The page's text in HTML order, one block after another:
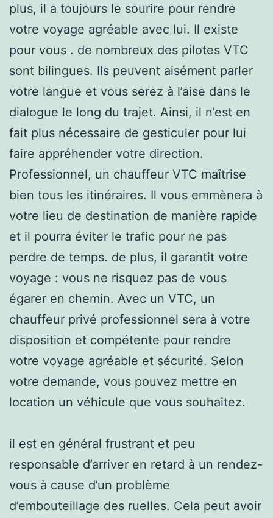
plus, il a toujours le sourire pour rendre
votre voyage agréable avec lui. Il existe
pour vous . de nombreux des pilotes VTC
sont bilingues. Ils peuvent aisément parler
votre langue et vous serez à l’aise dans le
dialogue le long du trajet. Ainsi, il n’est en
fait plus nécessaire de gesticuler pour lui
faire appréhender votre direction.
Professionnel, un chauffeur VTC maîtrise
bien tous les itinéraires. Il vous emmènera à
votre lieu de destination de manière rapide
et il pourra éviter le trafic pour ne pas
perdre de temps. de plus, il garantit votre
voyage : vous ne risquez pas de vous
égarer en chemin. Avec un VTC, un
chauffeur privé professionnel sera à votre
disposition et compétente pour rendre
votre voyage agréable et sécurité. Selon
votre demande, vous pouvez mettre en
location un véhicule que vous souhaitez.
il est en général frustrant et peu
responsable d’arriver en retard à un rendez-
vous à cause d’un problème
d’embouteillage des ruelles. Cela peut avoir